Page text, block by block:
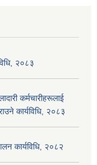
२०८३
कर्मचारीहरूलाई
कार्यविधि, २०८३
कार्यविधि, २०८२